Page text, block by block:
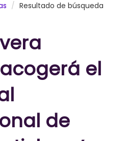
Resultado de búsqueda
el
de